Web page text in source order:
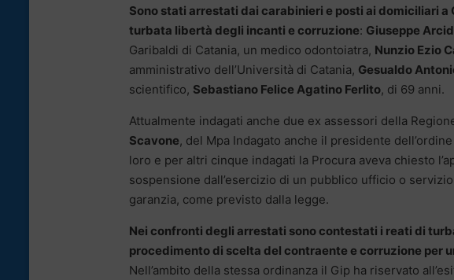
Sono stati arrestati dai carabinieri e posti ai domiciliari
turbata libertà degli incanti e corruzione: Giuseppe
Garibaldi di Catania, un medico odontoiatra, Nunzio Ezio
amministrativo dell’Università di Catania, Gesualdo
scientifico, Sebastiano Felice Agatino Ferlito, di 69 anni.
Attualmente indagati anche due ex assessori della
Scavone, del Mpa Indagato anche il presidente
loro e per altri cinque indagati la Procura aveva chiesto
sospensione dall’esercizio di un pubblico ufficio o
garanzia, come previsto dalla legge.
Nei confronti degli arrestati sono contestati i reati di
procedimento di scelta del contraente e corruzione per
Nell’ambito della stessa ordinanza il Gip ha riservato